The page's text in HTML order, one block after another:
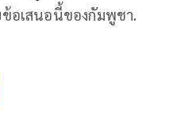
อเสนอนี้ของกัมพูชา.